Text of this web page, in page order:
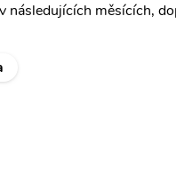
následujících měsících,